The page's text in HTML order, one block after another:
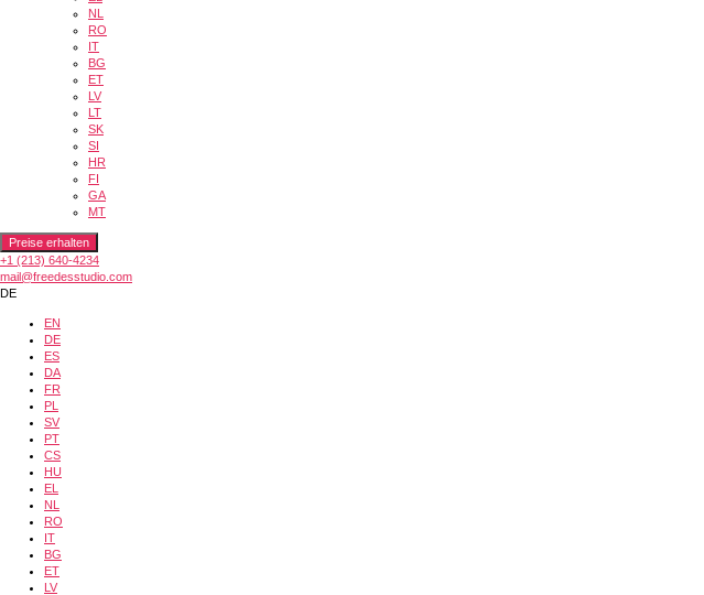
NL
RO
IT
BG
ET
LV
LT
SK
SI
HR
FI
GA
MT
Preise erhalten
+1 (213) 640-4234
mail@freedesstudio.com
DE
EN
DE
ES
DA
FR
PL
SV
PT
CS
HU
EL
NL
RO
IT
BG
ET
LV